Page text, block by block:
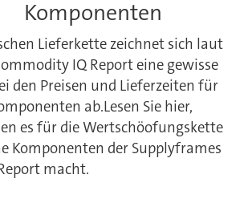
Komponenten
Lieferkette zeichnet sich laut
IQ Report eine gewisse
den Preisen und Lieferzeiten für
ab.Lesen Sie hier,
es für die Wertschöofungskette
Komponenten der Supplyframes
macht.